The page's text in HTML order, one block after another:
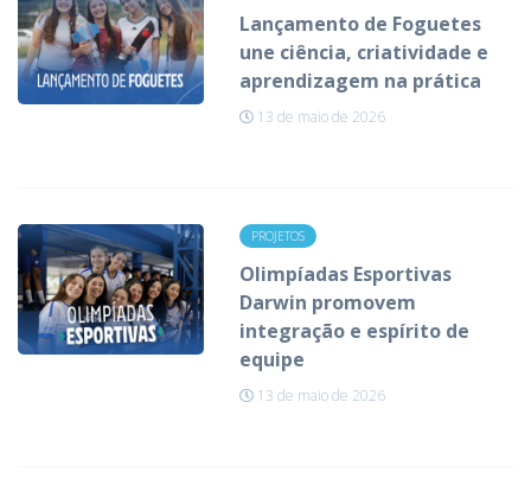
Lançamento de Foguetes
une ciência, criatividade e
aprendizagem na prática
13 de maio de 2026
PROJETOS
Olimpíadas Esportivas
Darwin promovem
integração e espírito de
equipe
13 de maio de 2026